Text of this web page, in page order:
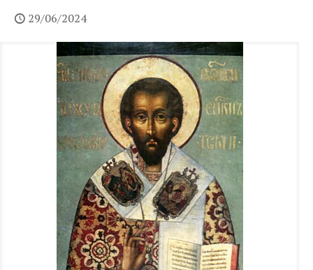
29/06/2024